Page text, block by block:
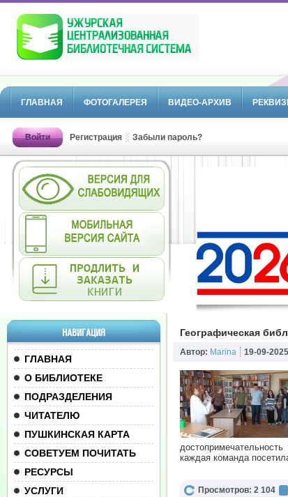
ГЛАВНАЯ ФОТОГАЛЕРЕЯ ВИДЕО-АРХИВ
Войти Регистрация Забыли пароль?
НАВИГАЦИЯ
ГЛАВНАЯ
О БИБЛИОТЕКЕ
ПОДРАЗДЕЛЕНИЯ
ЧИТАТЕЛЮ
ПУШКИНСКАЯ КАРТА
СОВЕТУЕМ ПОЧИТАТЬ
РЕСУРСЫ
УСЛУГИ
Географическая
Автор: Marina 19-09-
каждая команда
Просмотров: 2 104